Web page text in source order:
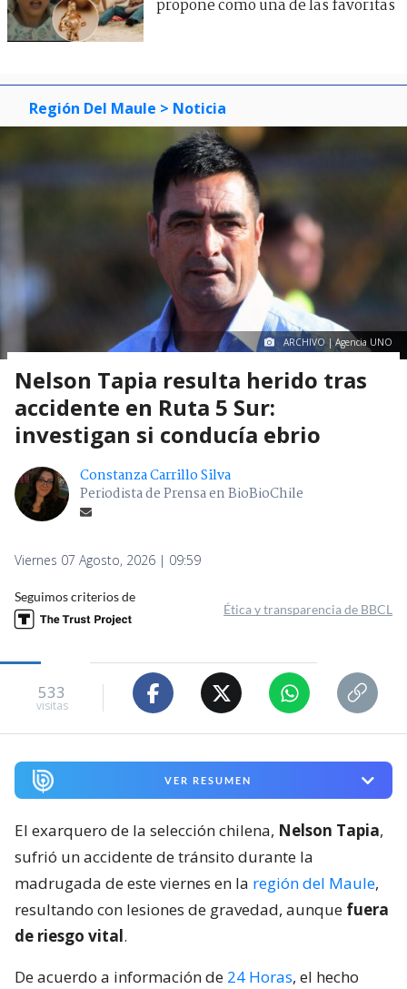
propone como una de las favoritas
Región Del Maule > Noticia
ARCHIVO | Agencia UNO
Nelson Tapia resulta herido tras
accidente en Ruta 5 Sur:
investigan si conducía ebrio
Constanza Carrillo Silva
Periodista de Prensa en BioBioChile
Viernes 07 Agosto, 2026 | 09:59
Seguimos criterios de
Ética y transparencia de BBCL
533
visitas
VER RESUMEN
El exarquero de la selección chilena, Nelson Tapia,
sufrió un accidente de tránsito durante la
madrugada de este viernes en la región del Maule,
resultando con lesiones de gravedad, aunque fuera
de riesgo vital.
De acuerdo a información de 24 Horas, el hecho